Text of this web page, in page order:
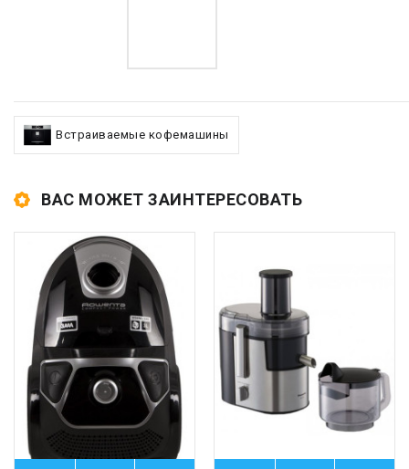
Встраиваемые кофемашины
ВАС МОЖЕТ ЗАИНТЕРЕСОВАТЬ